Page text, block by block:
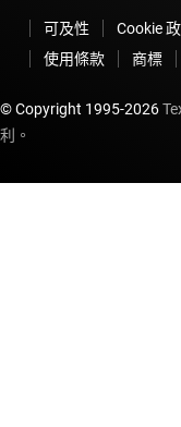
可及性 Cookie
使用條款
商標
© Copyright 1995-2026
利。